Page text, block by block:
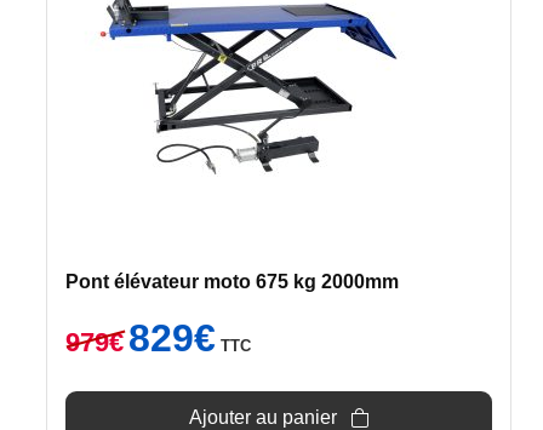
Pont élévateur moto 675 kg 2000mm
979€
Le
prix
829€prix
est :
TTC
Ajouter au panier